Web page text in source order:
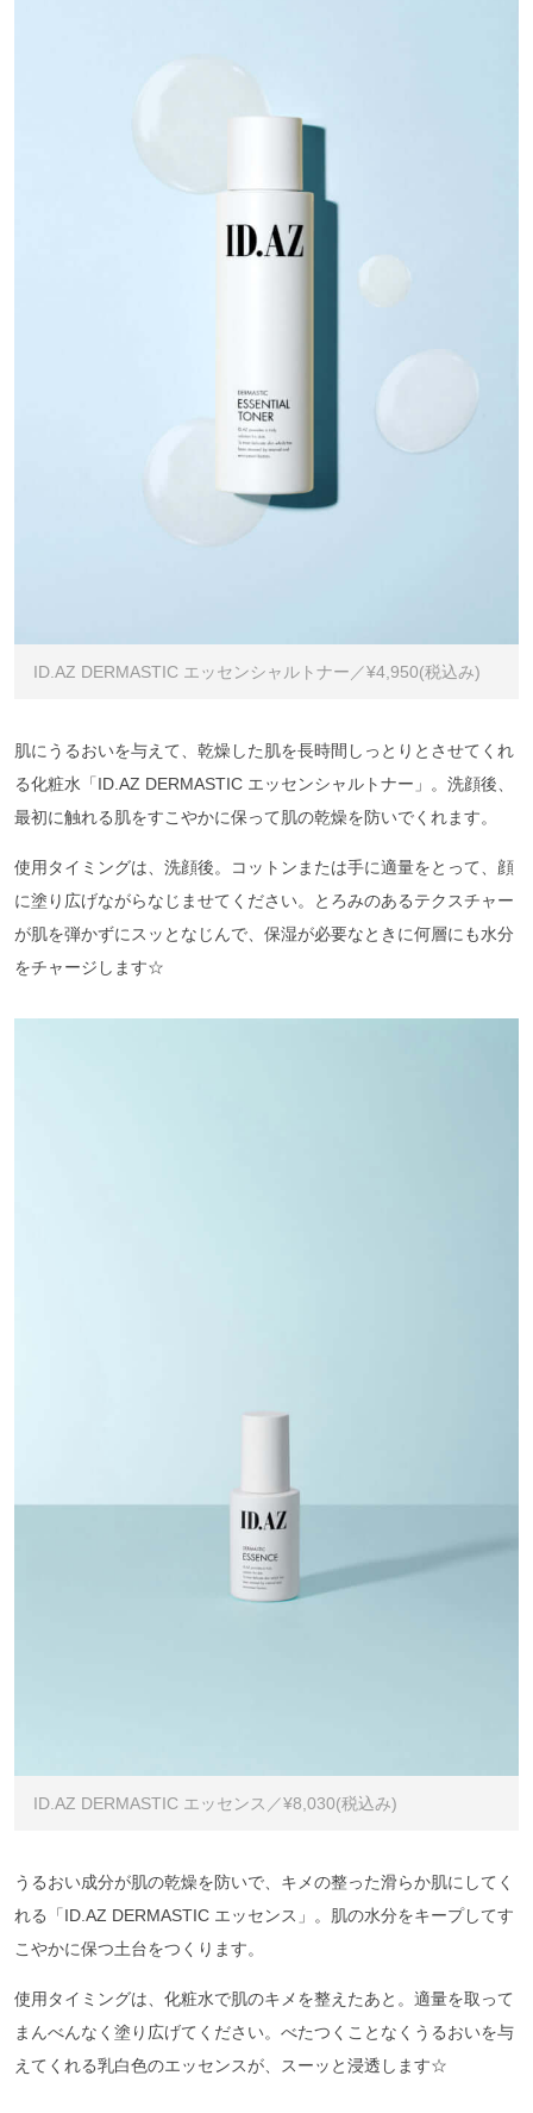
ID.AZ DERMASTIC エッセンシャルトナー／¥4,950(税込み)
肌にうるおいを与えて、乾燥した肌を長時間しっとりとさせてくれ
る化粧水「ID.AZ DERMASTIC エッセンシャルトナー」。洗顔後、
最初に触れる肌をすこやかに保って肌の乾燥を防いでくれます。
使用タイミングは、洗顔後。コットンまたは手に適量をとって、顔
に塗り広げながらなじませてください。とろみのあるテクスチャー
が肌を弾かずにスッとなじんで、保湿が必要なときに何層にも水分
をチャージします☆
ID.AZ DERMASTIC エッセンス／¥8,030(税込み)
うるおい成分が肌の乾燥を防いで、キメの整った滑らか肌にしてく
れる「ID.AZ DERMASTIC エッセンス」。肌の水分をキープしてす
こやかに保つ土台をつくります。
使用タイミングは、化粧水で肌のキメを整えたあと。適量を取って
まんべんなく塗り広げてください。べたつくことなくうるおいを与
えてくれる乳白色のエッセンスが、スーッと浸透します☆